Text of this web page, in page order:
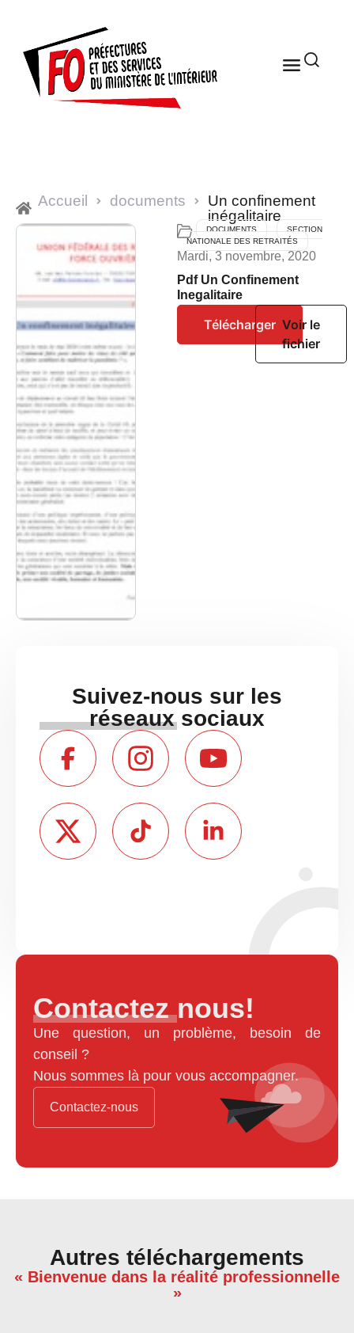
Accueil documents
Un confinement
inégalitaire
DOCUMENTS
SECTION
NATIONALE DES RETRAITÉS
Mardi, 3 novembre, 2020
Pdf Un Confinement
Inegalitaire
Télécharger Voir le
fichier
Suivez-nous sur les
réseaux sociaux
Contactez nous!
Une question, un problème, besoin de
conseil ?
Nous sommes là pour vous accompagner.
Contactez-nous
Autres téléchargements
« Bienvenue dans la réalité professionnelle
»